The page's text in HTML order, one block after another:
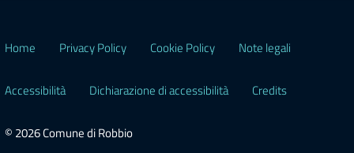
Home Privacy Policy Cookie Policy Note legali
Accessibilità Dichiarazione di accessibilità Credits
© 2026 Comune di Robbio